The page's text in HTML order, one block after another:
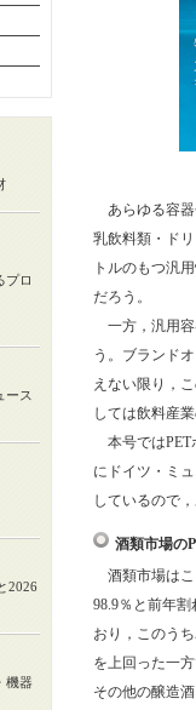
あらゆる容器
乳飲料類・ド
トルのもつ汎
だろう。
一方，汎用容
う。ブランド
えない限り，
しては飲料産
本号ではPET
にドイツ・ミ
しているので
酒類市場の
酒類市場はこ
98.9％と前年
おり，このう
を上回った一
その他の醸造
プロ
ース
2026
機器